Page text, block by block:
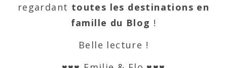
regardant toutes les destinations en
famille du Blog !
Belle lecture !